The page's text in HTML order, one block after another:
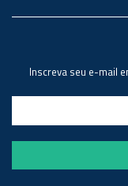
Inscreva seu e-mail